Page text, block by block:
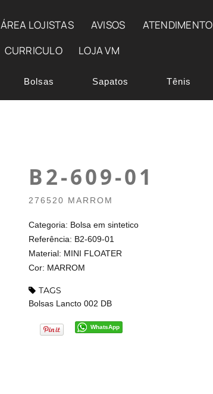
ÁREA LOJISTAS AVISOS
ATENDIMENTO
CURRICULO LOJA VM
Bolsas Sapatos Tênis
B2-609-01
276520 MARROM
Categoria: Bolsa em sintetico
Referência: B2-609-01
Material: MINI FLOATER
Cor: MARROM
TAGS
Bolsas Lancto 002 DB
WhatsApp